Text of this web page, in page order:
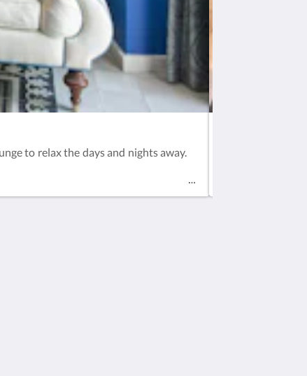
to relax the days and nights away.